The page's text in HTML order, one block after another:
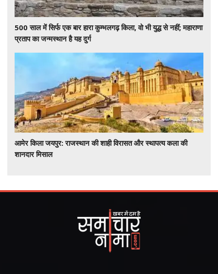
500 साल में सिर्फ एक बार हारा कुम्भलगढ़ किला, वो भी युद्ध से नहीं; महाराणा
प्रताप का जन्मस्थान है यह दुर्ग
आमेर किला जयपुर: राजस्थान की शाही विरासत और स्थापत्य कला की
शानदार मिसाल